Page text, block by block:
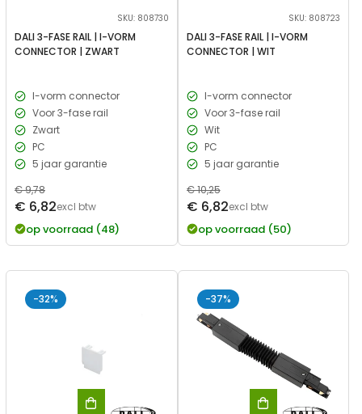
SKU: 808730
DALI 3-FASE RAIL | I-VORM
CONNECTOR | ZWART
I-vorm connector
Voor 3-fase rail
Zwart
PC
5 jaar garantie
Verkoopprijs
Normale
prijs
€ 9,78
€ 6,82excl btw
op voorraad (48)
SKU: 808723
DALI 3-FASE RAIL | I-VORM
CONNECTOR | WIT
I-vorm connector
Voor 3-fase rail
Wit
PC
5 jaar garantie
Verkoopprijs
Normale
prijs
€ 10,25
€ 6,82excl btw
op voorraad (50)
-32% -37%